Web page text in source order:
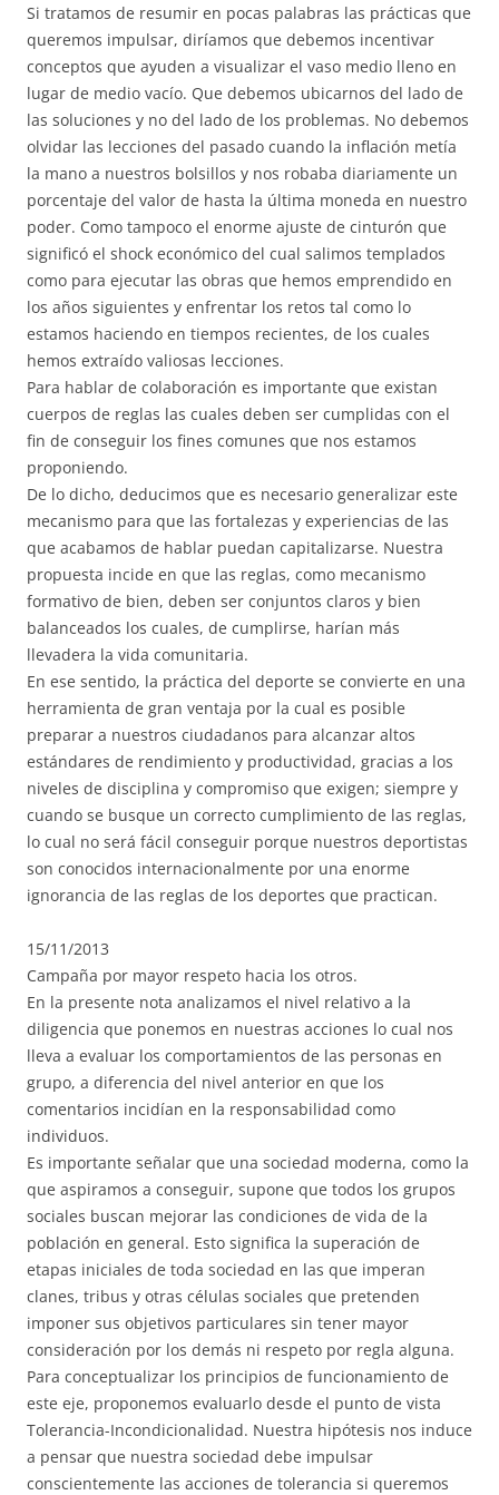
Si tratamos de resumir en pocas palabras las prácticas que
queremos impulsar, diríamos que debemos incentivar
conceptos que ayuden a visualizar el vaso medio lleno en
lugar de medio vacío. Que debemos ubicarnos del lado de
las soluciones y no del lado de los problemas. No debemos
olvidar las lecciones del pasado cuando la inflación metía
la mano a nuestros bolsillos y nos robaba diariamente un
porcentaje del valor de hasta la última moneda en nuestro
poder. Como tampoco el enorme ajuste de cinturón que
significó el shock económico del cual salimos templados
como para ejecutar las obras que hemos emprendido en
los años siguientes y enfrentar los retos tal como lo
estamos haciendo en tiempos recientes, de los cuales
hemos extraído valiosas lecciones.
Para hablar de colaboración es importante que existan
cuerpos de reglas las cuales deben ser cumplidas con el
fin de conseguir los fines comunes que nos estamos
proponiendo.
De lo dicho, deducimos que es necesario generalizar este
mecanismo para que las fortalezas y experiencias de las
que acabamos de hablar puedan capitalizarse. Nuestra
propuesta incide en que las reglas, como mecanismo
formativo de bien, deben ser conjuntos claros y bien
balanceados los cuales, de cumplirse, harían más
llevadera la vida comunitaria.
En ese sentido, la práctica del deporte se convierte en una
herramienta de gran ventaja por la cual es posible
preparar a nuestros ciudadanos para alcanzar altos
estándares de rendimiento y productividad, gracias a los
niveles de disciplina y compromiso que exigen; siempre y
cuando se busque un correcto cumplimiento de las reglas,
lo cual no será fácil conseguir porque nuestros deportistas
son conocidos internacionalmente por una enorme
ignorancia de las reglas de los deportes que practican.
15/11/2013
Campaña por mayor respeto hacia los otros.
En la presente nota analizamos el nivel relativo a la
diligencia que ponemos en nuestras acciones lo cual nos
lleva a evaluar los comportamientos de las personas en
grupo, a diferencia del nivel anterior en que los
comentarios incidían en la responsabilidad como
individuos.
Es importante señalar que una sociedad moderna, como la
que aspiramos a conseguir, supone que todos los grupos
sociales buscan mejorar las condiciones de vida de la
población en general. Esto significa la superación de
etapas iniciales de toda sociedad en las que imperan
clanes, tribus y otras células sociales que pretenden
imponer sus objetivos particulares sin tener mayor
consideración por los demás ni respeto por regla alguna.
Para conceptualizar los principios de funcionamiento de
este eje, proponemos evaluarlo desde el punto de vista
Tolerancia-Incondicionalidad. Nuestra hipótesis nos induce
a pensar que nuestra sociedad debe impulsar
conscientemente las acciones de tolerancia si queremos